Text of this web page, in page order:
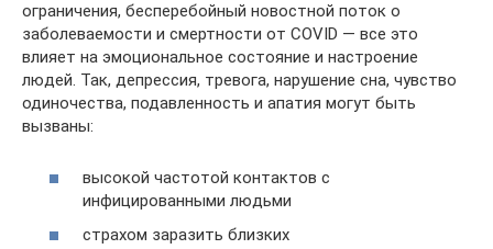
ограничения, бесперебойный новостной поток о
заболеваемости и смертности от COVID — все это
влияет на эмоциональное состояние и настроение
людей. Так, депрессия, тревога, нарушение сна, чувство
одиночества, подавленность и апатия могут быть
вызваны:
высокой частотой контактов с
инфицированными людьми
страхом заразить близких